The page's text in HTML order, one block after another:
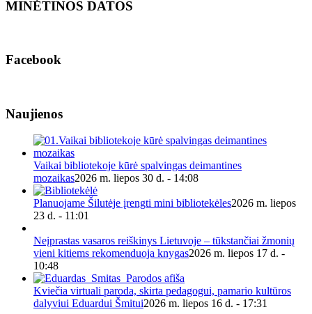
MINĖTINOS DATOS
Facebook
Naujienos
Vaikai bibliotekoje kūrė spalvingas deimantines
mozaikas2026 m. liepos 30 d. - 14:08
Planuojame Šilutėje įrengti mini bibliotekėles2026 m. liepos
23 d. - 11:01
Neįprastas vasaros reiškinys Lietuvoje – tūkstančiai žmonių
vieni kitiems rekomenduoja knygas2026 m. liepos 17 d. -
10:48
Kviečia virtuali paroda, skirta pedagogui, pamario kultūros
dalyviui Eduardui Šmitui2026 m. liepos 16 d. - 17:31